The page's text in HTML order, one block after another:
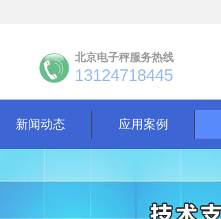
北京电子秤服务热线
13124718445
新闻动态 应用案例